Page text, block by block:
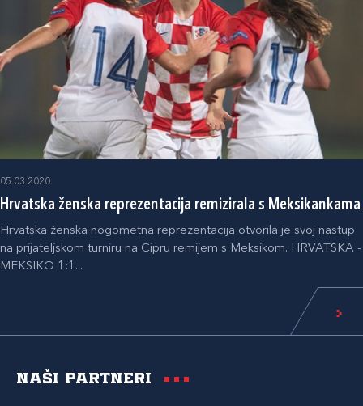
05.03.2020.
Hrvatska ženska reprezentacija remizirala s Meksikankama
Hrvatska ženska nogometna reprezentacija otvorila je svoj nastup
na prijateljskom turniru na Cipru remijem s Meksikom. HRVATSKA -
MEKSIKO 1:1...
Naši partneri